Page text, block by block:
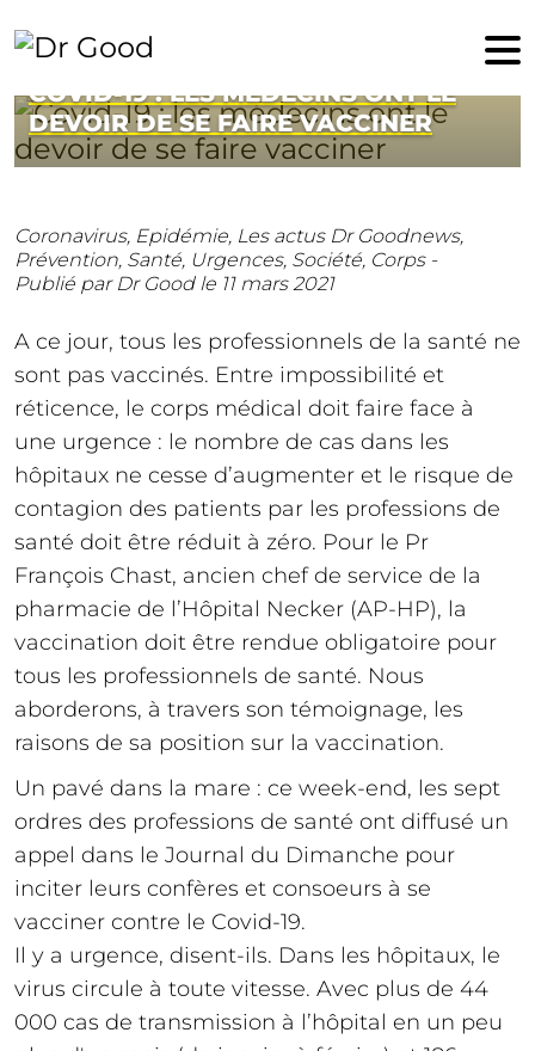
11 mars 2021
COVID-19 : LES MÉDECINS ONT LE
DEVOIR DE SE FAIRE VACCINER
Coronavirus, Epidémie, Les actus Dr Goodnews,
Prévention, Santé, Urgences, Société, Corps -
Publié par Dr Good le 11 mars 2021
A ce jour, tous les professionnels de la santé ne
sont pas vaccinés. Entre impossibilité et
réticence, le corps médical doit faire face à
une urgence : le nombre de cas dans les
hôpitaux ne cesse d’augmenter et le risque de
contagion des patients par les professions de
santé doit être réduit à zéro. Pour le Pr
François Chast, ancien chef de service de la
pharmacie de l’Hôpital Necker (AP-HP), la
vaccination doit être rendue obligatoire pour
tous les professionnels de santé. Nous
aborderons, à travers son témoignage, les
raisons de sa position sur la vaccination.
Un pavé dans la mare : ce week-end, les sept
ordres des professions de santé ont diffusé un
appel dans le Journal du Dimanche pour
inciter leurs confères et consoeurs à se
vacciner contre le Covid-19.
Il y a urgence, disent-ils. Dans les hôpitaux, le
virus circule à toute vitesse. Avec plus de 44
000 cas de transmission à l’hôpital en un peu